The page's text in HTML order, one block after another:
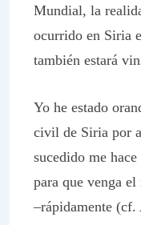
Mundial, la
ocurrido en Siria
también estará
Yo he estado
civil de Siria por
sucedido me
para que venga
–rápidamente